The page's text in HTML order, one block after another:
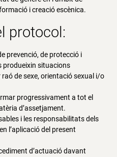
i creació escènica.
protocol:
prevenció, de protecció i
produeixin situacions
raó de sexe, orientació sexual i/o
progressivament a tot el
d’assetjament.
i les responsabilitats dels
l’aplicació del present
d’actuació davant